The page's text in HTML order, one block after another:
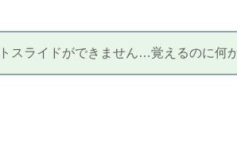
スライドができません…覚えるのに何